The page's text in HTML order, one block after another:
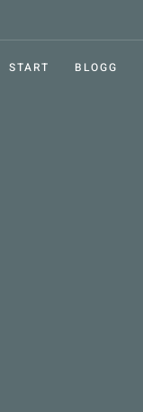
START BLOGG